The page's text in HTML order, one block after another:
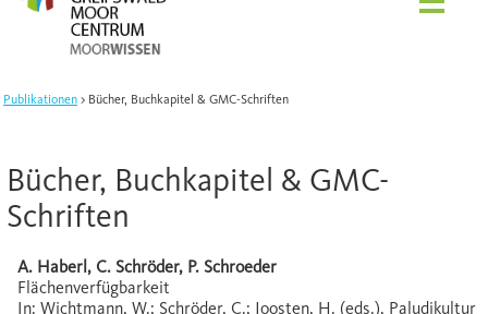
Publikationen Bücher, Buchkapitel & GMC-Schriften
Bücher, Buchkapitel & GMC-
Schriften
A. Haberl, C. Schröder, P. Schroeder
Flächenverfügbarkeit
In: Wichtmann, W.; Schröder, C.; Joosten, H. (eds.), Paludikultur